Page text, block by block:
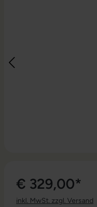
€ 329,00*
inkl. MwSt. zzgl. Versand